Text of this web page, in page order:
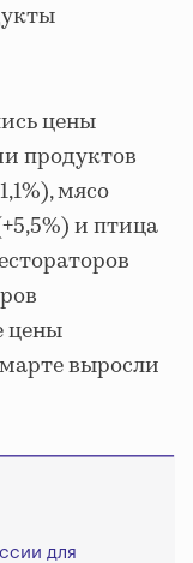
цены
продуктов
мясо
и птица
цены
выросли
для